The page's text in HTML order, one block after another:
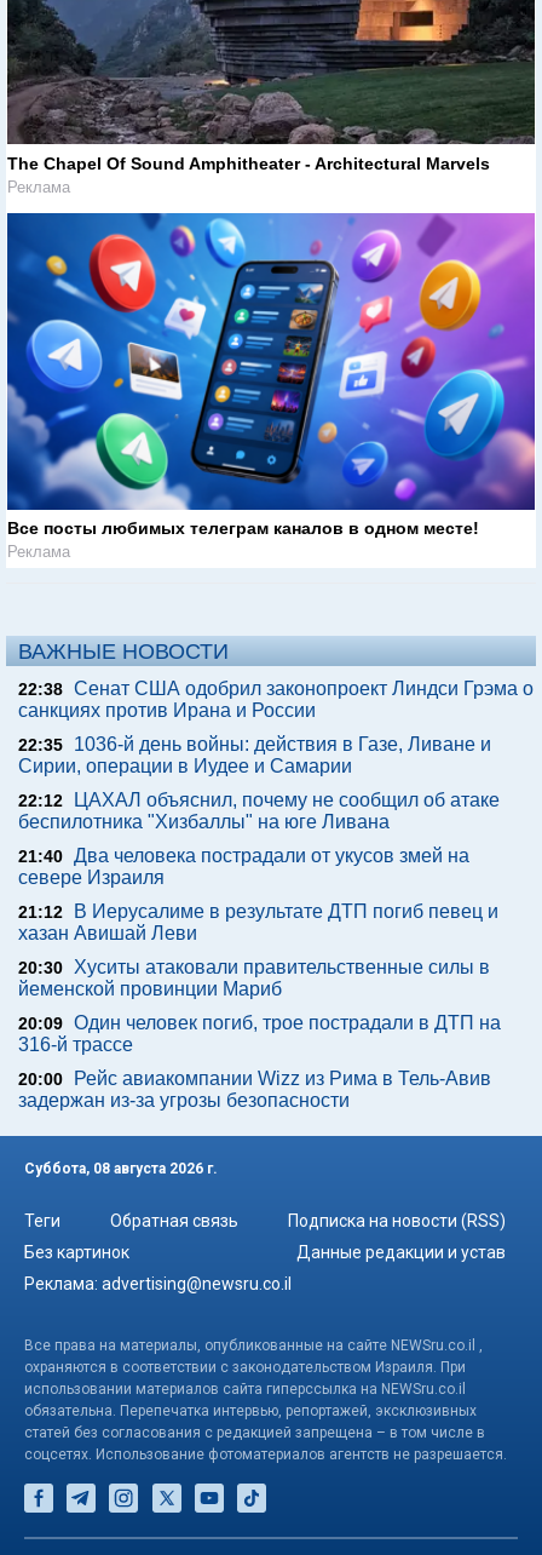
The Chapel Of Sound Amphitheater - Architectural Marvels
Реклама
Все посты любимых телеграм каналов в одном месте!
Реклама
ВАЖНЫЕ НОВОСТИ
22:38 Сенат США одобрил законопроект Линдси Грэма о
санкциях против Ирана и России
22:35
1036-й день войны: действия в Газе, Ливане и
Сирии, операции в Иудее и Самарии
22:12
ЦАХАЛ объяснил, почему не сообщил об атаке
беспилотника "Хизбаллы" на юге Ливана
21:40 Два человека пострадали от укусов змей на
севере Израиля
21:12
В Иерусалиме в результате ДТП погиб певец и
хазан Авишай Леви
20:30 Хуситы атаковали правительственные силы в
йеменской провинции Мариб
20:09 Один человек погиб, трое пострадали в ДТП на
316-й трассе
20:00
Рейс авиакомпании Wizz из Рима в Тель-Авив
задержан из-за угрозы безопасности
Суббота, 08 августа 2026 г.
Теги Обратная связь
Подписка на новости (RSS)
Без картинок
Данные редакции и устав
Реклама: advertising@newsru.co.il
Все права на материалы, опубликованные на сайте NEWSru.co.il ,
охраняются в соответствии с законодательством Израиля. При
использовании материалов сайта гиперссылка на NEWSru.co.il
обязательна. Перепечатка интервью, репортажей, эксклюзивных
статей без согласования с редакцией запрещена – в том числе в
соцсетях. Использование фотоматериалов агентств не разрешается.